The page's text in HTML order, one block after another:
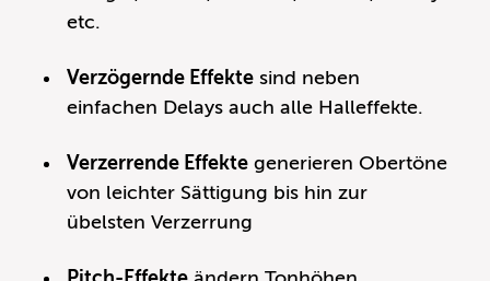
etc.
Verzögernde Effekte sind neben
einfachen Delays auch alle Halleffekte.
Verzerrende Effekte generieren Obertöne
von leichter Sättigung bis hin zur
übelsten Verzerrung